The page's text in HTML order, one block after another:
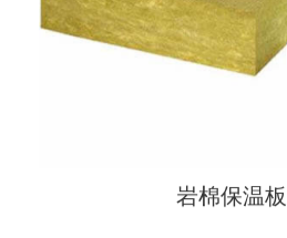
岩棉保温板